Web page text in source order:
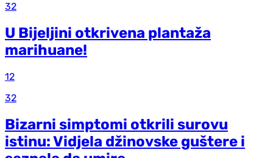
32
U Bijeljini otkrivena plantaža
marihuane!
12
32
Bizarni simptomi otkrili surovu
istinu: Vidjela džinovske guštere i